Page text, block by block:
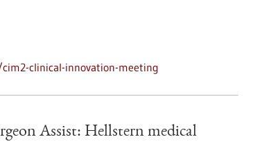
clinical-innovation-meeting
Assist: Hellstern medical